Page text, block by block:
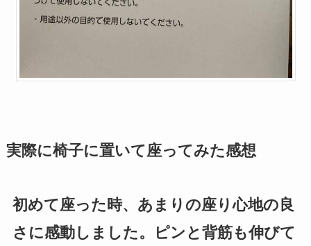
実際に椅子に置いて座ってみた感想
初めて座った時、あまりの座り心地の良
さに感動しました。ピンと背筋も伸びて